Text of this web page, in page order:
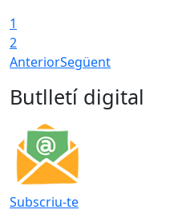
1
2
AnteriorSegüent
Butlletí digital
Subscriu-te